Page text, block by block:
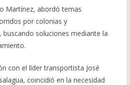
Martínez, abordó temas
por colonias y
buscando soluciones mediante la
con el líder transportista José
coincidió en la necesidad